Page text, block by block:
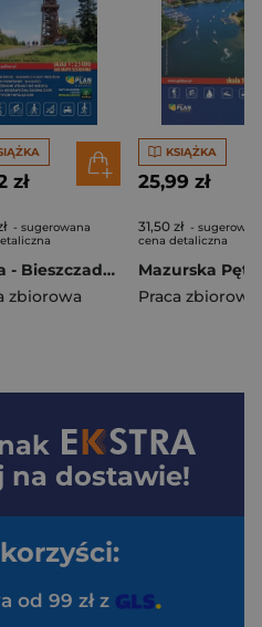
zł
- sugerowana
Mapa - Bieszczady. Ustrzyki Dolne, Holica...
zbiorowa
KSIĄŻKA
25,99 zł
31,50 zł -
cena detaliczna
Praca zbiorowa
na dostawie!
od 99 zł z